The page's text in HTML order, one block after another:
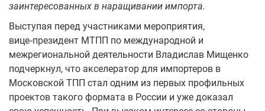
заинтересованных в наращивании импорта.
Выступая перед участниками мероприятия,
вице‑президент МТПП по международной и
межрегиональной деятельности Владислав Мищенко
подчеркнул, что акселератор для импортеров в
Московской ТПП стал одним из первых профильных
проектов такого формата в России и уже доказал